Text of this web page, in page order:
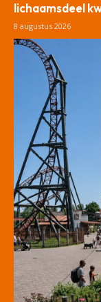
lichaamsdeel
8 augustus 2026